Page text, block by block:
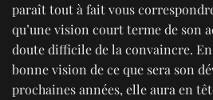
paraît tout à fait vous
qu’une vision court terme de son
doute difficile de la convaincre.
bonne vision de ce que sera son
prochaines années, elle aura en